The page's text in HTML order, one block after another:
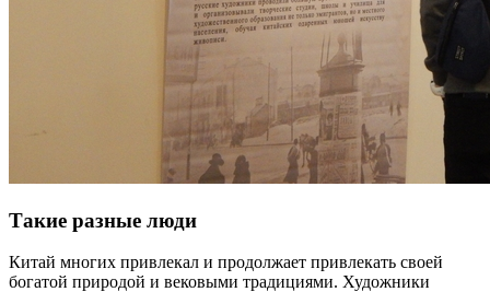
Такие разные люди
Китай многих привлекал и продолжает привлекать своей
богатой природой и вековыми традициями. Художники